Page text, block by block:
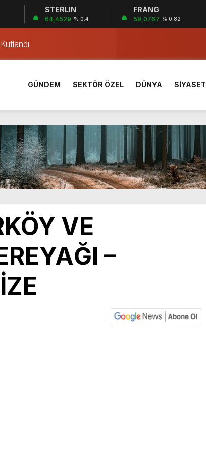
STERLIN
64,4529 % 0.4
FRANG
59,0767 % 0.82
belirleyecek
Çilimli ilçesinde gerçekleşti
Coşkuyla Kutlandı
yıllık stat tarihe karışıyor
Bilir Ortaokulu’nda tanıtıldı
öncesi kampta tecrübe kazandı
3 Yaralı
Direğine Çarptı
belirleyecek
GÜNDEM SEKTÖR ÖZEL DÜNYA SİYASET
VE
–